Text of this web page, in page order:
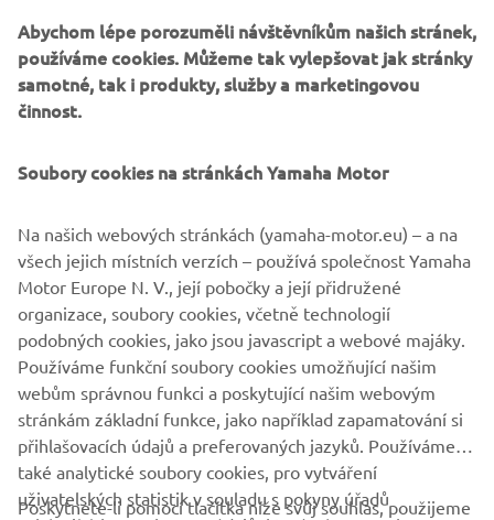
YFZ50 brings new levels of reliability, quality and technical
expertise to the entry-level market, and gives parents the
and their children well for many years to come.
Unlike many of the less established brands, the Yamaha
YFZ50 is sure to command a premium resale value when
the kids have grown, and the time comes to trade up to a
larger Yamaha.
Abychom lépe porozuměli návštěvníkům našich stránek,
používáme cookies. Můžeme tak vylepšovat jak stránky
samotné, tak i produkty, služby a marketingovou
činnost.
Soubory cookies na stránkách Yamaha Motor
Na našich webových stránkách (yamaha-motor.eu) – a na
všech jejich místních verzích – používá společnost Yamaha
Motor Europe N. V., její pobočky a její přidružené
organizace, soubory cookies, včetně technologií
podobných cookies, jako jsou javascript a webové majáky.
Používáme funkční soubory cookies umožňující našim
webům správnou funkci a poskytující našim webovým
stránkám základní funkce, jako například zapamatování si
přihlašovacích údajů a preferovaných jazyků. Používáme
také analytické soubory cookies, pro vytváření
uživatelských statistik v souladu s pokyny úřadů
Poskytnete-li pomocí tlačítka níže svůj souhlas, použijeme